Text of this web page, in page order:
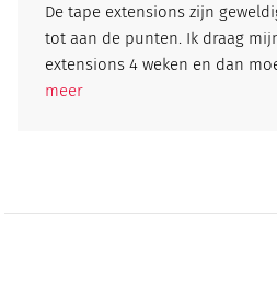
De tape extensions zijn
tot aan de punten. Ik draag
extensions 4 weken en dan
meer